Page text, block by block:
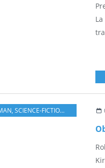
, SCIENCE-FICTION COMICS,